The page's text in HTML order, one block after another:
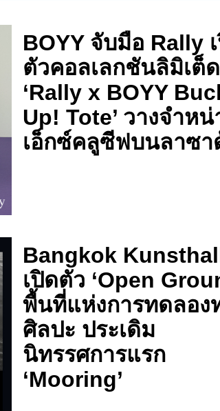
BOYY จับมือ Rally
ตัวคอลเลกชันลิมิเต็ด
‘Rally x BOYY
Up! Tote’ วางจำหน่
เอ็กซ์คลูซีฟบนลาซา
Bangkok
เปิดตัว ‘Open
พื้นที่แห่งการทดลอง
ศิลปะ ประเดิม
นิทรรศการแรก
‘Mooring’